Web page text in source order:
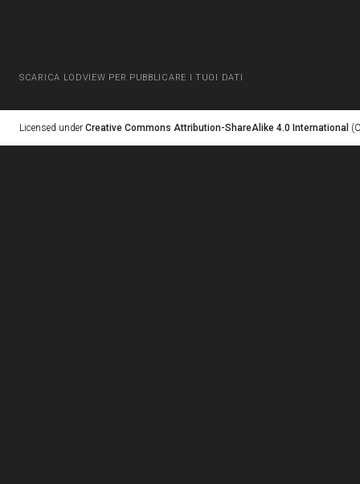
SCARICA LODVIEW PER PUBBLICARE I TUOI DATI
Licensed under Creative Commons Attribution-ShareAlike 4.0 International